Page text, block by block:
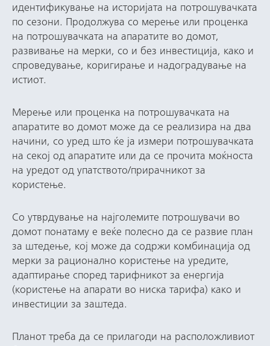
идентификување на историјата на потрошувачката
по сезони. Продолжува со мерење или проценка
на потрошувачката на апаратите во домот,
развивање на мерки, со и без инвестиција, како и
спроведување, коригирање и надоградување на
истиот.
Мерење или проценка на потрошувачката на
апаратите во домот може да се реализира на два
начини, со уред што ќе ја измери потрошувачката
на секој од апаратите или да се прочита моќноста
на уредот од упатството/прирачникот за
користење.
Со утврдување на најголемите потрошувачи во
домот понатаму е веќе полесно да се развие план
за штедење, кој може да содржи комбинација од
мерки за рационално користење на уредите,
адаптирање според тарифникот за енергија
(користење на апарати во ниска тарифа) како и
инвестиции за заштеда.
Планот треба да се прилагоди на расположливиот